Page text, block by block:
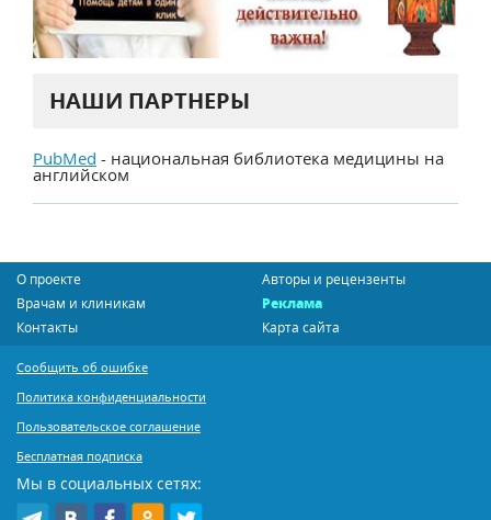
НАШИ ПАРТНЕРЫ
PubMed - национальная библиотека медицины на
английском
О проекте
Авторы и рецензенты
Врачам и клиникам
Реклама
Контакты
Карта сайта
Сообщить об ошибке
Политика конфиденциальности
Пользовательское соглашение
Бесплатная подписка
Мы в социальных сетях: